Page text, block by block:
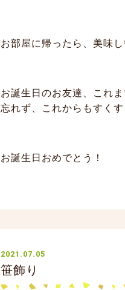
お部屋に帰ったら、美味
お誕生日のお友達、これ
忘れず、これからもすく
お誕生日おめでとう！
2021.07.05
笹飾り